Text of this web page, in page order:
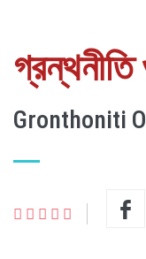
গ্রন্থনীতি
Gronthoniti